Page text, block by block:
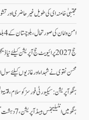
مجتبیٰ خامنہ ای کی طویل غیرحاضری اور
امن وامان کی صورتحال،بلوچستان کے 4 بلدیاتی حلقوں میں آج ہونے والی پولنگ ملتوی
حج 2027 پرائیویٹ حج آپریشن کیلئے نیا ڈیجیٹل نظام نافذ کرنے کا فیصلہ
محسن نقوی نے شہداء اور غازیوں کیلئے
ہنگو آپریشن: سیکیورٹی فورسز کو سلام، فتنۃ الخوارج کے 7 دہشت گردوں کی ہلاکت پر
ہنگو میں انٹیلیجنس بیسڈ آپریشن، 7 دہشت گرد ہلاک، کیپٹن حمزہ اکرم شہید